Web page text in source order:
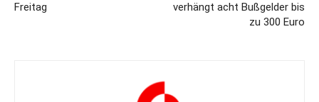
Freitag
verhängt acht Bußgelder bis
zu 300 Euro